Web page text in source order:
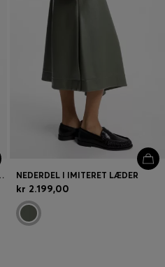
MED V-HALS NEDERDEL I IMITERET LÆDER
kr 2.199,00